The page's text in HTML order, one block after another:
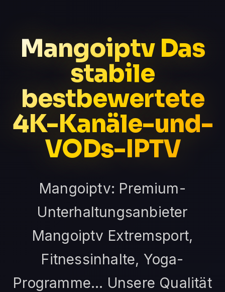
Mangoiptv Das
stabile
bestbewertete
4K-Kanäle-und-
VODs-IPTV
Mangoiptv: Premium-
Unterhaltungsanbieter
Mangoiptv Extremsport,
Fitnessinhalte, Yoga-
Programme... Unsere Qualität